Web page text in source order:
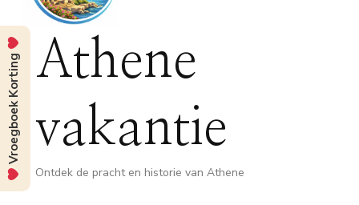
Athene
vakantie
Ontdek de pracht en historie van Athene
Vroegboek Korting